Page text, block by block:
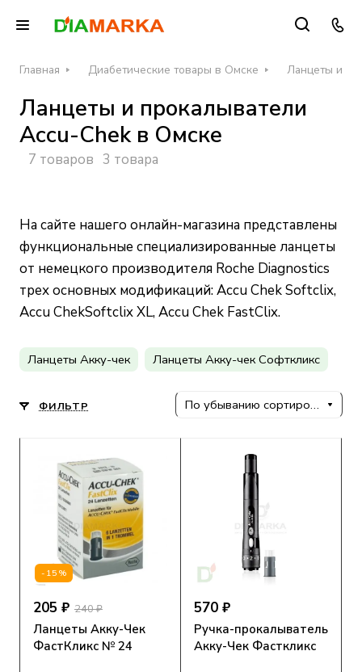
Главная Диабетические товары в Омске Ланцеты и
Ланцеты и прокалыватели
Accu-Chek в Омске
7 товаров 3 товара
На сайте нашего онлайн-магазина представлены
функциональные специализированные ланцеты
от немецкого производителя Roche Diagnostics
трех основных модификаций: Accu Chek Softclix,
Accu ChekSoftclix XL, Accu Chek FastClix.
Ланцеты Акку-чек Ланцеты Акку-чек Софткликс
ФИЛЬТР По убыванию сортировки
-15%
205 ₽ 240 ₽
Ланцеты Акку-Чек
ФастКликс № 24
570 ₽
Ручка-прокалыватель
Акку-Чек Фасткликс